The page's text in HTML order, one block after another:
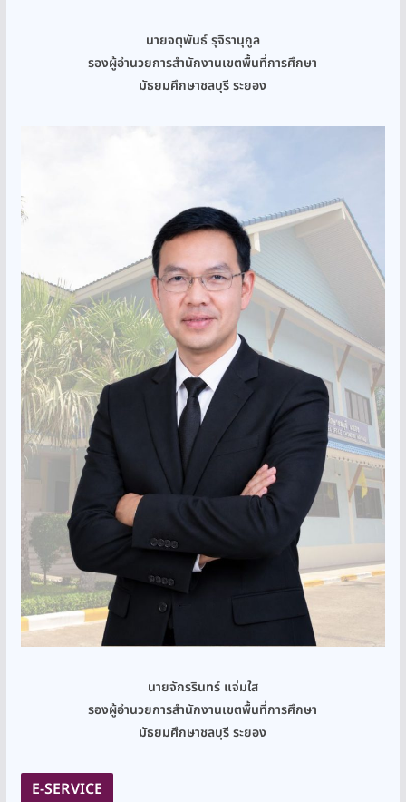
นายจตุพันธ์ รุจิรานุกูล
รองผู้อำนวยการสำนักงานเขตพื้นที่การศึกษา
มัธยมศึกษาชลบุรี ระยอง
นายจักรรินทร์ แจ่มใส
รองผู้อำนวยการสำนักงานเขตพื้นที่การศึกษา
มัธยมศึกษาชลบุรี ระยอง
E-SERVICE